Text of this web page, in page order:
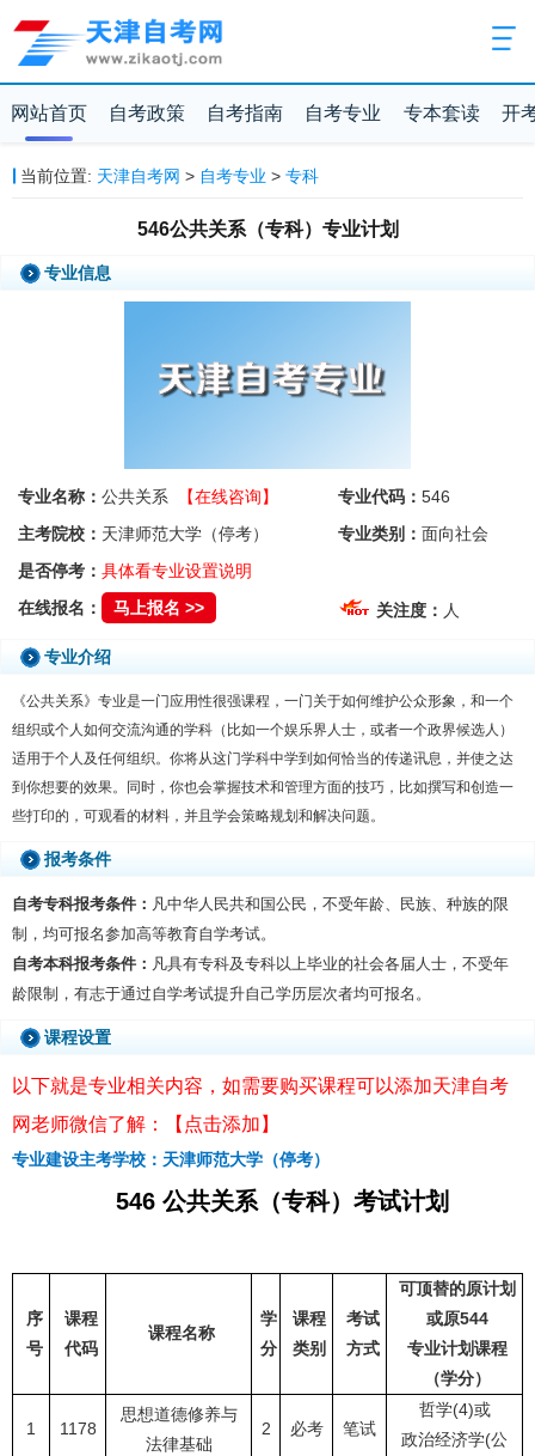
网站首页 自考政策 自考指南 自考专业 专本套读 开
当前位置: 天津自考网 > 自考专业 > 专科
546公共关系（专科）专业计划
专业信息
专业名称：公共关系 【在线咨询】 专业代码：546
主考院校： 天津师范大学（停考） 专业类别：面向社会
是否停考：具体看专业设置说明
在线报名：
马上报名 >> 关注度： 人
专业介绍
《公共关系》专业是一门应用性很强课程，一门关于如何维护公众形象，和一个
组织或个人如何交流沟通的学科（比如一个娱乐界人士，或者一个政界候选人）
适用于个人及任何组织。你将从这门学科中学到如何恰当的传递讯息，并使之达
到你想要的效果。同时，你也会掌握技术和管理方面的技巧，比如撰写和创造一
些打印的，可观看的材料，并且学会策略规划和解决问题。
报考条件
自考专科报考条件： 凡中华人民共和国公民，不受年龄、民族、种族的限
制，均可报名参加高等教育自学考试。
自考本科报考条件： 凡具有专科及专科以上毕业的社会各届人士，不受年
龄限制，有志于通过自学考试提升自己学历层次者均可报名。
课程设置
以下就是专业相关内容，如需要购买课程可以添加天津自考
网老师微信了解：【点击添加】
专业建设主考学校：天津师范大学（停考）
546 公共关系（专科）考试计划
序
号
课程
代码
课程名称
学
分
课程
类别
考试
方式
可顶替的原计划
或原544
专业计划课程
（学分）
1 1178
思想道德修养与
法律基础
2 必考 笔试
哲学(4)或
政治经济学(公